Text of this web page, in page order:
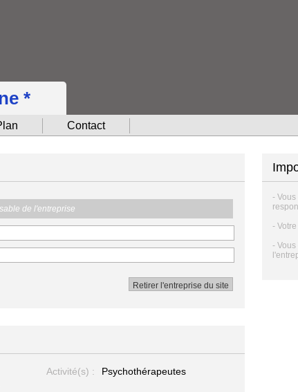
*
Contact
de l'entreprise
Activité(s) : Psychothérapeutes
-
-
-